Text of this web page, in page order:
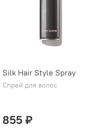
Silk Hair Style Spray
Спрей для волос
855 ₽